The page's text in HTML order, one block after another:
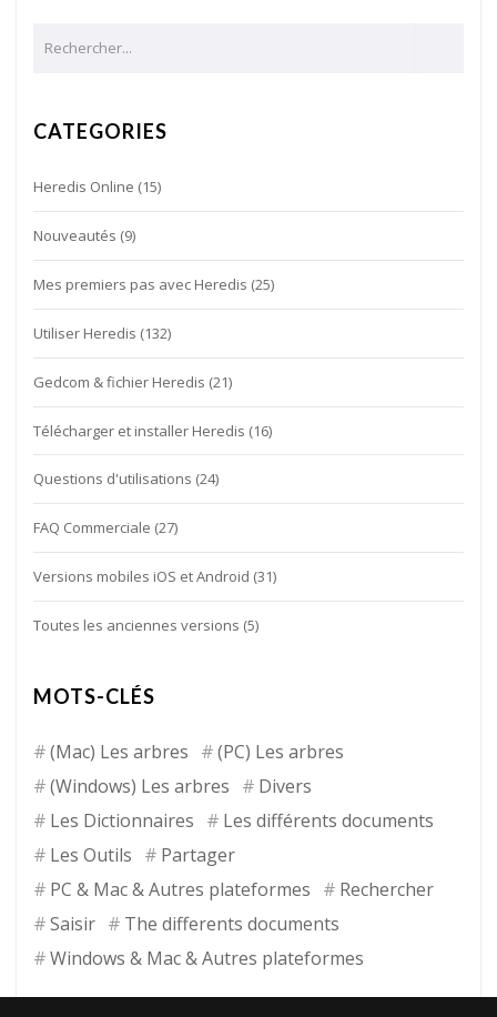
CATEGORIES
Heredis Online (15)
Nouveautés (9)
Mes premiers pas avec Heredis (25)
Utiliser Heredis (132)
Gedcom & fichier Heredis (21)
Télécharger et installer Heredis (16)
Questions d'utilisations (24)
FAQ Commerciale (27)
Versions mobiles iOS et Android (31)
Toutes les anciennes versions (5)
MOTS-CLÉS
(Mac) Les arbres
(PC) Les arbres
(Windows) Les arbres
Divers
Les Dictionnaires
Les différents documents
Les Outils
Partager
PC & Mac & Autres plateformes
Rechercher
Saisir
The differents documents
Windows & Mac & Autres plateformes